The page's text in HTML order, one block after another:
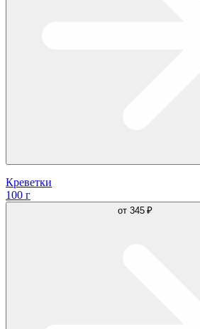
Креветки
100 г
от 345 ₽